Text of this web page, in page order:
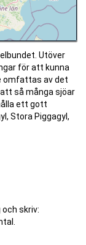
Utöver
för att kunna
omfattas av det
så många sjöar
ett gott
Stora Piggagyl,
skriv: